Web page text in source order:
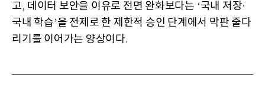
고, 데이터 보안을 이유로 전면 완화보다는 ‘국내 저장·
국내 학습’을 전제로 한 제한적 승인 단계에서 막판 줄다
리기를 이어가는 양상이다.